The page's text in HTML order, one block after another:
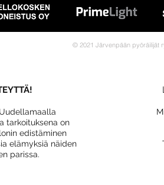
© 2021 Järvenpään pyöräilijät
tarkoituksena on
edistäminen
elämyksiä näiden
parissa.